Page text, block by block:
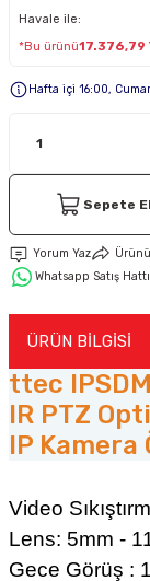
Havale ile:
*Bu ürünü17.376,79
Hafta içi 16:00,
Sepete
Yorum Yaz
Whatsapp Satış Hattı
ÜRÜN BİLGİSİ
ttec
IR PTZ
IP
Video
Lens: 5mm -
Gece Görüş :